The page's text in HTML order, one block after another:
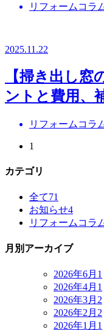
リフォームコラ
2025.11.22
【掃き出し窓
ントと費用、
リフォームコラ
1
カテゴリ
全て71
お知らせ4
リフォームコラ
月別アーカイブ
2026年6月 1
2026年4月 1
2026年3月 2
2026年2月 2
2026年1月 1